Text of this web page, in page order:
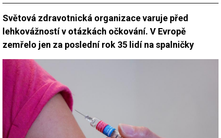
Světová zdravotnická organizace varuje před
lehkovážností v otázkách očkování. V Evropě
zemřelo jen za poslední rok 35 lidí na spalničky